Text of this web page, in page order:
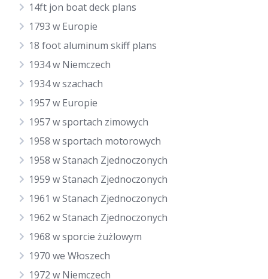
14ft jon boat deck plans
1793 w Europie
18 foot aluminum skiff plans
1934 w Niemczech
1934 w szachach
1957 w Europie
1957 w sportach zimowych
1958 w sportach motorowych
1958 w Stanach Zjednoczonych
1959 w Stanach Zjednoczonych
1961 w Stanach Zjednoczonych
1962 w Stanach Zjednoczonych
1968 w sporcie żużlowym
1970 we Włoszech
1972 w Niemczech